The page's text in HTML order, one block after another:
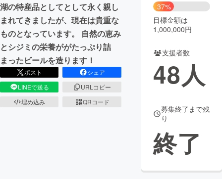
CAMPFIRE for Social Good
CAMPFIRE Creation
CAMPFIREふるさと納税machi-ya コミュニティ
湖の特産品としてとして永く親し
まれてきましたが、現在は貴重な
ものとなっています。 自然の恵み
とシジミの栄養ががたっぷり詰
まったビールを造ります！
ポスト
シェア
LINEで送る
URLコピー
埋め込み
QRコード
37%
目標金額は
1,000,000円
支援者数
48人
募集終了まで残
り
終了